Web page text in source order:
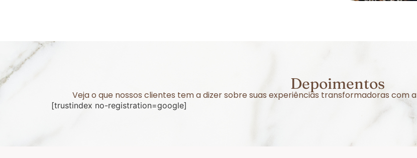
Depoimentos
Veja o que nossos clientes tem a dizer sobre suas experiências transformadoras com a
[trustindex no-registration=google]